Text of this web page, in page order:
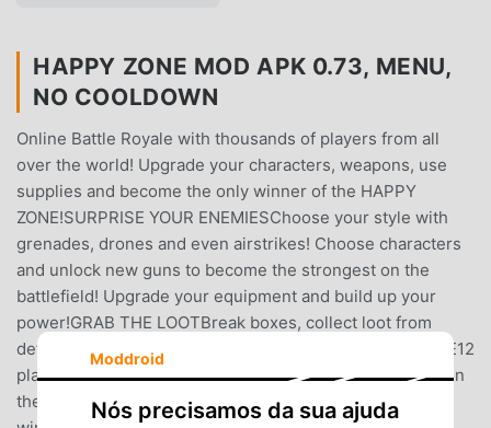
HAPPY ZONE MOD APK 0.73, MENU,
NO COOLDOWN
Online Battle Royale with thousands of players from all
over the world! Upgrade your characters, weapons, use
supplies and become the only winner of the HAPPY
ZONE!SURPRISE YOUR ENEMIESChoose your style with
grenades, drones and even airstrikes! Choose characters
and unlock new guns to become the strongest on the
battlefield! Upgrade your equipment and build up your
power!GRAB THE LOOTBreak boxes, collect loot from
defeated enemies and save valuable resources!SURVIVE12
players and only one goal: to become the only survivor on
the battlefield!ASSEMBLE A TEAMInvite your friends and
Moddroid
Nós precisamos da sua ajuda